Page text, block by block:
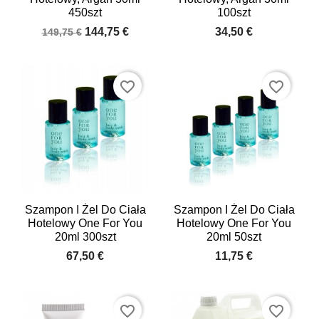
450szt
149,75 € 144,75 €
100szt
34,50 €
Szampon I Żel Do Ciała
Hotelowy One For You
20ml 300szt
67,50 €
favorite_border
Szampon I Żel Do Ciała
Hotelowy One For You
20ml 50szt
11,75 €
favorite_border
favorite_border favorite_border